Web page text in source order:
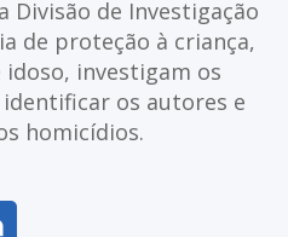
Divisão de Investigação
de proteção à criança,
investigam os
os autores e
homicídios.